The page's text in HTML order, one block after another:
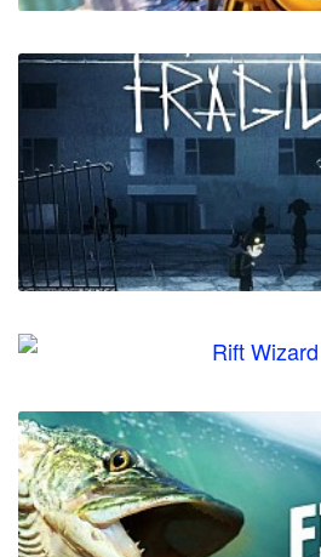
Би Муви: Медовый
Game)
Fragile